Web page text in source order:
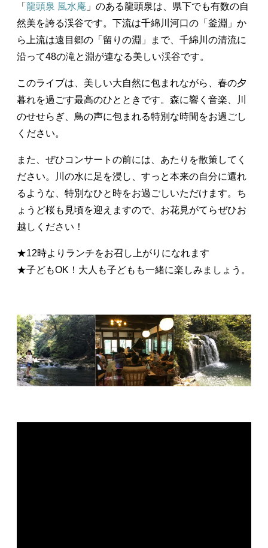
「 龍頭泉 風水庵 」のある龍頭泉は、県下でも有数の自
然美を誇る渓谷です。下流は千綿川河口の「釜淵」か
ら上流は遠目郷の「留りの淵」まで、千綿川の清流に
沿って48の滝と淵が連なる美しい渓谷です。
このライブは、美しい大自然に包まれながら、春の夕
暮れを過ごす最高のひとときです。森に響く音楽、川
のせせらぎ、鳥の声に包まれる特別な時間をお過ごし
ください。
また、ぜひコンサートの前には、あたりを散策してく
ださい。川の水に足を浸し、すっと本来の自分に還れ
るような、特別なひと時をお過ごしいただけます。ち
ょうど桜も見頃を迎えますので、お花見がてらぜひお
越しください！
★12時よりランチをお召し上がりになれます
★子どもOK！大人も子どもも一緒に楽しみましょう。